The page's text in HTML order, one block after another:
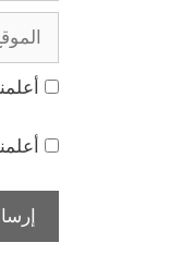
الموقع